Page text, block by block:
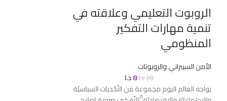
الروبوت التعليمي وعلاقته في
تنمية مهارات التفكير
المنظومي
الأمن السيبراني والروبوتات
28د.ا8د.ا
يواجه العالم اليوم مجموعة من التّحّديات السياسيّة